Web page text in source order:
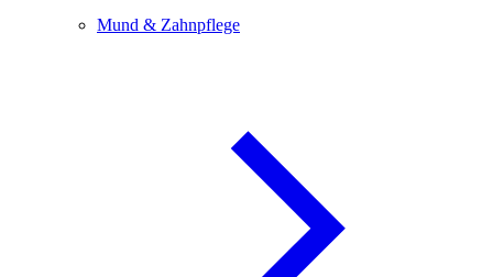
Mund & Zahnpflege